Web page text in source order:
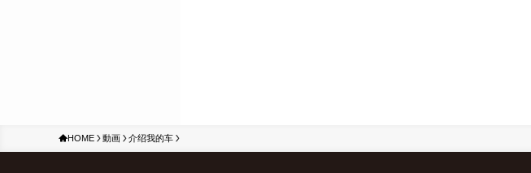
HOME 動画 介绍我的车